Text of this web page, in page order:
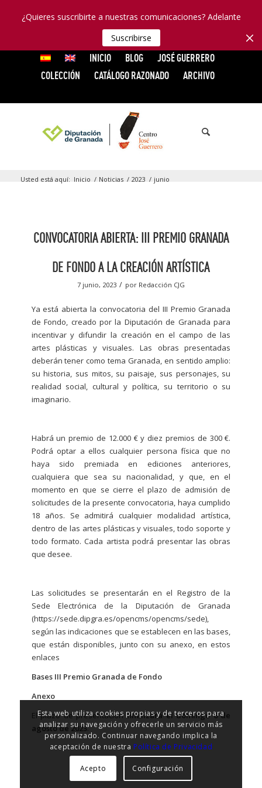
¿Quieres suscribirte a nuestras comunicaciones? Adelante
Suscribirse
INICIO BLOG
JOSÉ GUERRERO
COLECCIÓN
CATÁLOGO RAZONADO ARCHIVO
Usted está aquí: Inicio / Noticias / 2023 / junio
CONVOCATORIA ABIERTA: III PREMIO GRANADA
DE FONDO A LA CREACIÓN ARTÍSTICA
7 junio, 2023 / por Redacción CJG
Ya está abierta la convocatoria del III Premio Granada
de Fondo, creado por la Diputación de Granada para
incentivar y difundir la creación en el campo de las
artes plásticas y visuales. Las obras presentadas
deberán tener como tema Granada, en sentido amplio:
su historia, sus mitos, su paisaje, sus personajes, su
realidad social, cultural y política, su territorio o su
imaginario.
Habrá un premio de 12.000 € y diez premios de 300 €.
Podrá optar a ellos cualquier persona física que no
haya sido premiada en ediciones anteriores,
cualquiera que sea su nacionalidad, y que, en el
momento en que se cierre el plazo de admisión de
solicitudes de la presente convocatoria, haya cumplido
18 años. Se admitirá cualquier modalidad artística,
dentro de las artes plásticas y visuales, todo soporte y
todo formato. Cada artista podrá presentar las obras
que desee.
Las solicitudes se presentarán en el Registro de la
Sede Electrónica de la Diputación de Granada
(https://sede.dipgra.es/opencms/opencms/sede),
según las indicaciones que se establecen en las bases,
que están disponibles, junto con su anexo, en estos
enlaces
Bases III Premio Granada de Fondo
Anexo
El plazo de presentación finalizará el domingo 6 de
agosto de 2023.
Esta web utiliza cookies propias y de terceros para
analizar su navegación y ofrecerle un servicio más
personalizado. Continuar navegando implica la
aceptación de nuestra Política de Privacidad
Acepto Configuración